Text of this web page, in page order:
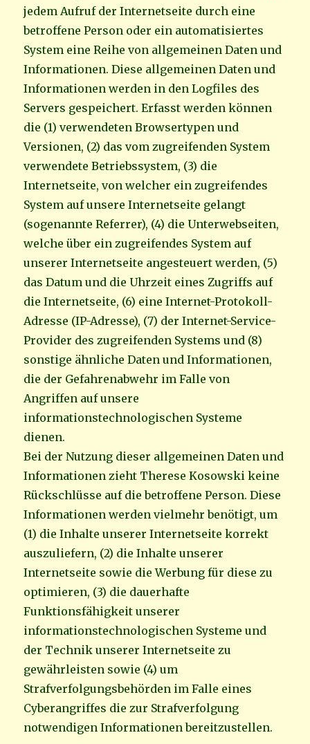
jedem Aufruf der Internetseite durch eine
betroffene Person oder ein automatisiertes
System eine Reihe von allgemeinen Daten und
Informationen. Diese allgemeinen Daten und
Informationen werden in den Logfiles des
Servers gespeichert. Erfasst werden können
die (1) verwendeten Browsertypen und
Versionen, (2) das vom zugreifenden System
verwendete Betriebssystem, (3) die
Internetseite, von welcher ein zugreifendes
System auf unsere Internetseite gelangt
(sogenannte Referrer), (4) die Unterwebseiten,
welche über ein zugreifendes System auf
unserer Internetseite angesteuert werden, (5)
das Datum und die Uhrzeit eines Zugriffs auf
die Internetseite, (6) eine Internet-Protokoll-
Adresse (IP-Adresse), (7) der Internet-Service-
Provider des zugreifenden Systems und (8)
sonstige ähnliche Daten und Informationen,
die der Gefahrenabwehr im Falle von
Angriffen auf unsere
informationstechnologischen Systeme
dienen.
Bei der Nutzung dieser allgemeinen Daten und
Informationen zieht Therese Kosowski keine
Rückschlüsse auf die betroffene Person. Diese
Informationen werden vielmehr benötigt, um
(1) die Inhalte unserer Internetseite korrekt
auszuliefern, (2) die Inhalte unserer
Internetseite sowie die Werbung für diese zu
optimieren, (3) die dauerhafte
Funktionsfähigkeit unserer
informationstechnologischen Systeme und
der Technik unserer Internetseite zu
gewährleisten sowie (4) um
Strafverfolgungsbehörden im Falle eines
Cyberangriffes die zur Strafverfolgung
notwendigen Informationen bereitzustellen.